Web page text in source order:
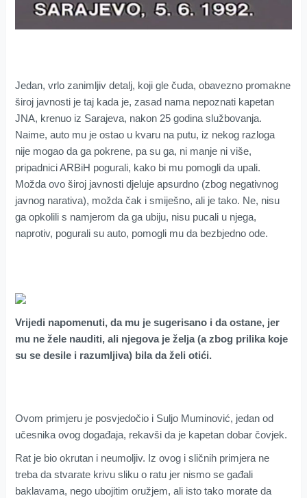
Jedan, vrlo zanimljiv detalj, koji gle čuda, obavezno promakne
široj javnosti je taj kada je, zasad nama nepoznati kapetan
JNA, krenuo iz Sarajeva, nakon 25 godina službovanja.
Naime, auto mu je ostao u kvaru na putu, iz nekog razloga
nije mogao da ga pokrene, pa su ga, ni manje ni više,
pripadnici ARBiH pogurali, kako bi mu pomogli da upali.
Možda ovo široj javnosti djeluje apsurdno (zbog negativnog
javnog narativa), možda čak i smiješno, ali je tako. Ne, nisu
ga opkolili s namjerom da ga ubiju, nisu pucali u njega,
naprotiv, pogurali su auto, pomogli mu da bezbjedno ode.
Vrijedi napomenuti, da mu je sugerisano i da ostane, jer
mu ne žele nauditi, ali njegova je želja (a zbog prilika koje
su se desile i razumljiva) bila da želi otići.
Ovom primjeru je posvjedočio i Suljo Muminović, jedan od
učesnika ovog događaja, rekavši da je kapetan dobar čovjek.
Rat je bio okrutan i neumoljiv. Iz ovog i sličnih primjera ne
treba da stvarate krivu sliku o ratu jer nismo se gađali
baklavama, nego ubojitim oružjem, ali isto tako morate da